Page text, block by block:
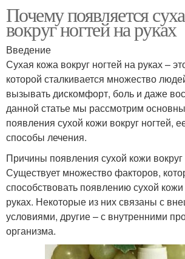
Почему появляется
вокруг ногтей на руках
Введение
Сухая кожа вокруг ногтей на руках –
которой сталкивается множество
вызывать дискомфорт, боль и даже
данной статье мы рассмотрим
появления сухой кожи вокруг ногтей,
способы лечения.
Причины появления сухой кожи вокруг
Существует множество факторов,
способствовать появлению сухой кожи
руках. Некоторые из них связаны с
условиями, другие – с внутренними
организма.